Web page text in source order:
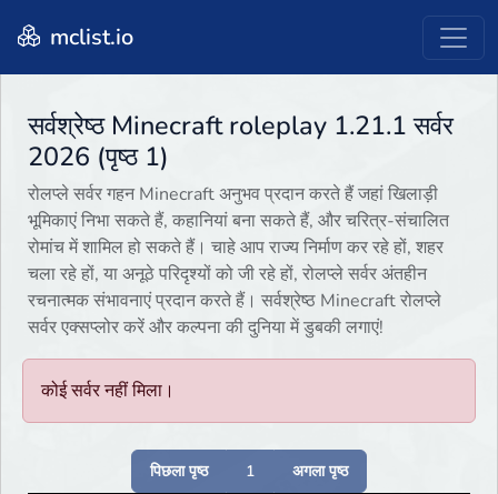
mclist.io
सर्वश्रेष्ठ Minecraft roleplay 1.21.1 सर्वर
2026 (पृष्ठ 1)
रोलप्ले सर्वर गहन Minecraft अनुभव प्रदान करते हैं जहां खिलाड़ी
भूमिकाएं निभा सकते हैं, कहानियां बना सकते हैं, और चरित्र-संचालित
रोमांच में शामिल हो सकते हैं। चाहे आप राज्य निर्माण कर रहे हों, शहर
चला रहे हों, या अनूठे परिदृश्यों को जी रहे हों, रोलप्ले सर्वर अंतहीन
रचनात्मक संभावनाएं प्रदान करते हैं। सर्वश्रेष्ठ Minecraft रोलप्ले
सर्वर एक्सप्लोर करें और कल्पना की दुनिया में डुबकी लगाएं!
कोई सर्वर नहीं मिला।
पिछला पृष्ठ 1 अगला पृष्ठ